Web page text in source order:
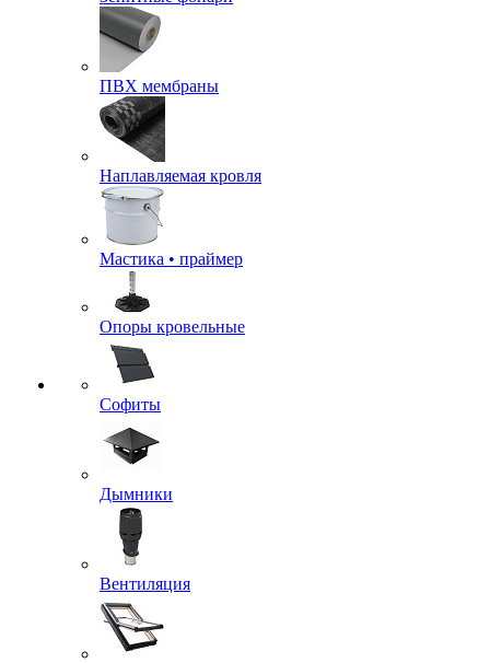
ПВХ мембраны
Наплавляемая кровля
Мастика • праймер
Опоры кровельные
Софиты
Дымники
Вентиляция